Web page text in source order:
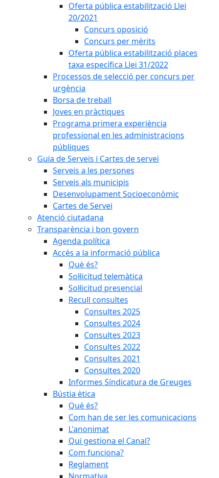
Oferta pública estabilització Llei
20/2021
Concurs oposició
Concurs per mèrits
Oferta pública estabilització places
taxa específica Llei 31/2022
Processos de selecció per concurs per
urgència
Borsa de treball
Joves en pràctiques
Programa primera experiència
professional en les administracions
públiques
Guia de Serveis i Cartes de servei
Serveis a les persones
Serveis als municipis
Desenvolupament Socioeconòmic
Cartes de Servei
Atenció ciutadana
Transparència i bon govern
Agenda política
Accés a la informació pública
Què és?
Sol·licitud telemàtica
Sol·licitud presencial
Recull consultes
Consultes 2025
Consultes 2024
Consultes 2023
Consultes 2022
Consultes 2021
Consultes 2020
Informes Síndicatura de Greuges
Bústia ètica
Què és?
Com han de ser les comunicacions
L'anonimat
Qui gestiona el Canal?
Com funciona?
Reglament